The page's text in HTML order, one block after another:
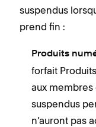
suspendus
prend fin :
Produits
forfait
aux
suspendus
n’auront pas